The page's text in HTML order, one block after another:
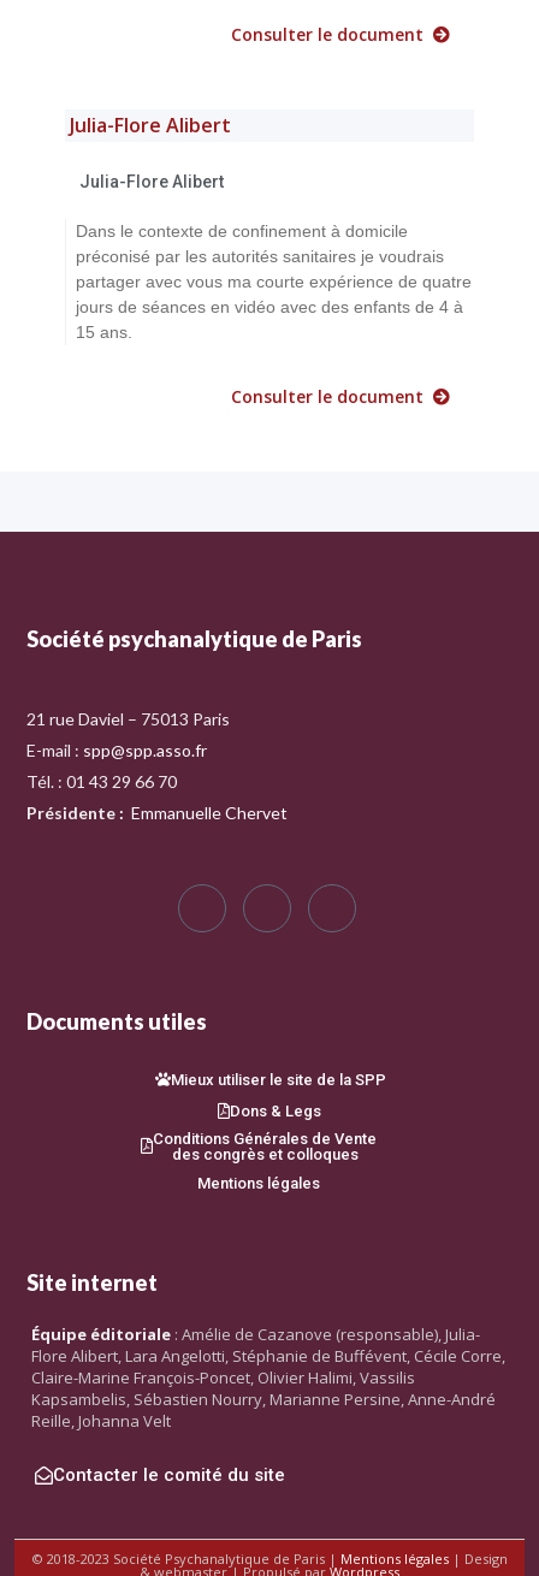
Consulter le document
Julia-Flore Alibert
Julia-Flore Alibert
Dans le contexte de confinement à domicile
préconisé par les autorités sanitaires je voudrais
partager avec vous ma courte expérience de quatre
jours de séances en vidéo avec des enfants de 4 à
15 ans.
Consulter le document
Société psychanalytique de Paris
21 rue Daviel – 75013 Paris
E-mail : spp@spp.asso.fr
Tél. : 01 43 29 66 70
Présidente : Emmanuelle Chervet
Documents utiles
Mieux utiliser le site de la SPP
Dons & Legs
Conditions Générales de Vente
des congrès et colloques
Mentions légales
Site internet
Équipe éditoriale : Amélie de Cazanove (responsable), Julia-
Flore Alibert, Lara Angelotti, Stéphanie de Buffévent, Cécile Corre,
Claire-Marine François-Poncet, Olivier Halimi, Vassilis
Kapsambelis, Sébastien Nourry, Marianne Persine, Anne-André
Reille, Johanna Velt
Contacter le comité du site
© 2018-2023 Société Psychanalytique de Paris | Mentions légales| Design
& webmaster | Propulsé par Wordpress